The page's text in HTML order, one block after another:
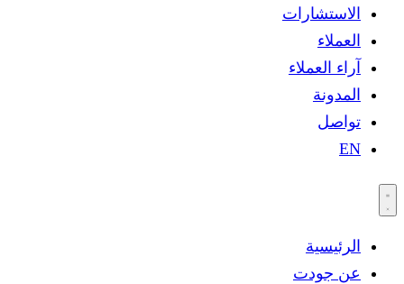
الاستشارات
العملاء
آراء العملاء
المدونة
تواصل
EN
الرئيسية
عن جودت